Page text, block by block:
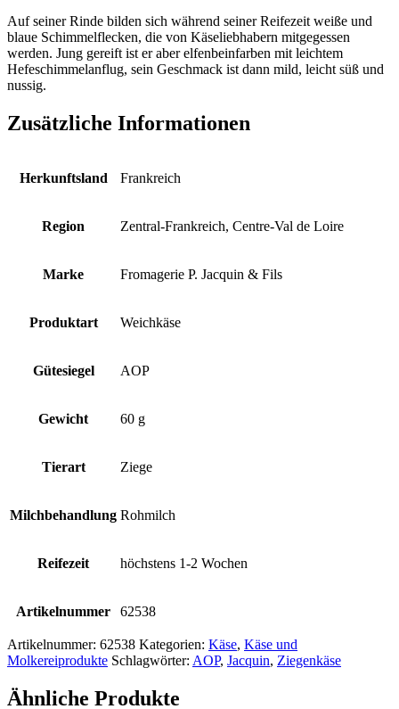
Auf seiner Rinde bilden sich während seiner Reifezeit weiße und
blaue Schimmelflecken, die von Käseliebhabern mitgegessen
werden. Jung gereift ist er aber elfenbeinfarben mit leichtem
Hefeschimmelanflug, sein Geschmack ist dann mild, leicht süß und
nussig.
Zusätzliche Informationen
Herkunftsland Frankreich
Region Zentral-Frankreich, Centre-Val de Loire
Marke Fromagerie P. Jacquin & Fils
Produktart Weichkäse
Gütesiegel AOP
Gewicht 60 g
Tierart Ziege
Milchbehandlung Rohmilch
Reifezeit höchstens 1-2 Wochen
Artikelnummer 62538
Artikelnummer: 62538 Kategorien: Käse, Käse und
Molkereiprodukte Schlagwörter: AOP, Jacquin, Ziegenkäse
Ähnliche Produkte